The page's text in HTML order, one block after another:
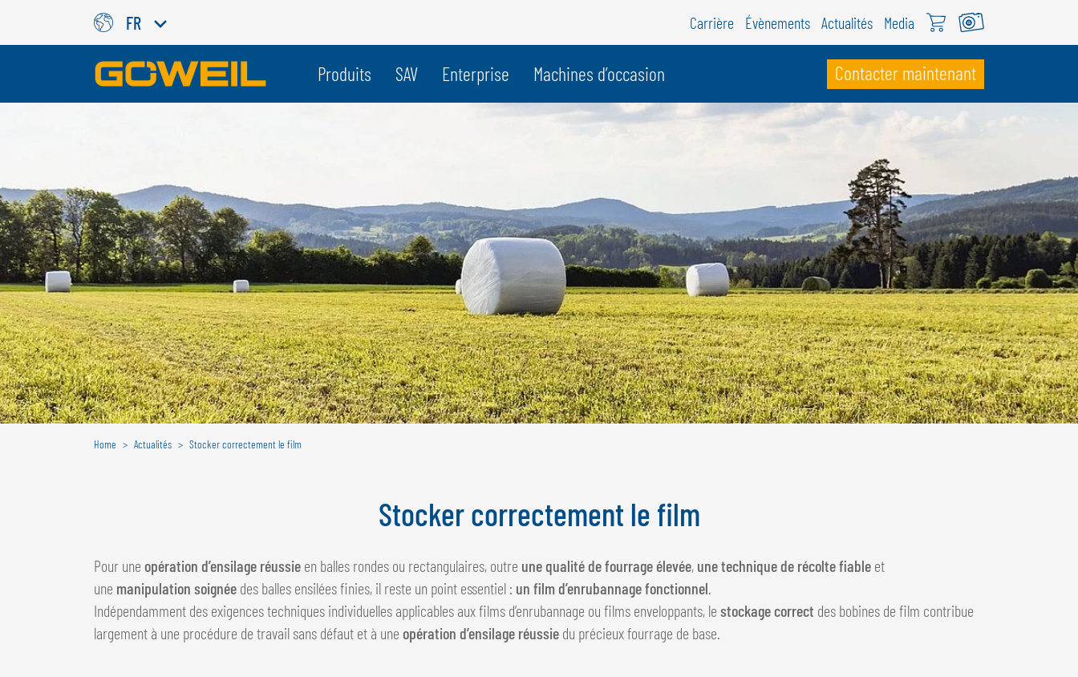
FR
Choisissez votre langue/votre pays
DEUTSCH
ENGLISH
FRANÇAIS
NEDERLANDS
ESPAÑOL
POLSKI
ČESKÝ
NEDERLANDS
FRANÇAIS
DEUTSCH
DEUTSCH
FRANÇAIS
Carrière Évènements Actualités Media
Produits SAV Enterprise Machines d’occasion Contacter maintenant
Home Actualités Stocker correctement le film
Stocker correctement le film
Pour une opération d’ensilage réussie en balles rondes ou rectangulaires, outre une qualité de fourrage élevée, une technique de récolte fiable et
une manipulation soignée des balles ensilées finies, il reste un point essentiel : un film d’enrubannage fonctionnel
Indépendamment des exigences techniques individuelles applicables aux films d’enrubannage ou films enveloppants, le stockage correct des bobines de film contribue
largement à une procédure de travail sans défaut et à une opération d’ensilage réussie du précieux fourrage de base.